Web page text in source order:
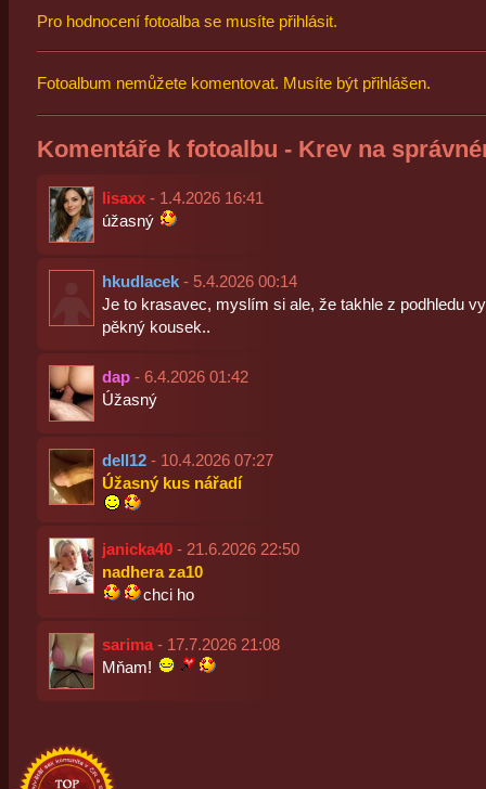
Pro hodnocení fotoalba se musíte přihlásit.
Fotoalbum nemůžete komentovat. Musíte být přihlášen.
Komentáře k fotoalbu - Krev na
lisaxx- 1.4.2026 16:41
úžasný
hkudlacek- 5.4.2026 00:14
Je to krasavec, myslím si ale, že takhle z podhledu
pěkný kousek..
dap- 6.4.2026 01:42
Úžasný
dell12- 10.4.2026 07:27
Úžasný kus nářadí
janicka40- 21.6.2026 22:50
nadhera za10
chci ho
sarima- 17.7.2026 21:08
Mňam!